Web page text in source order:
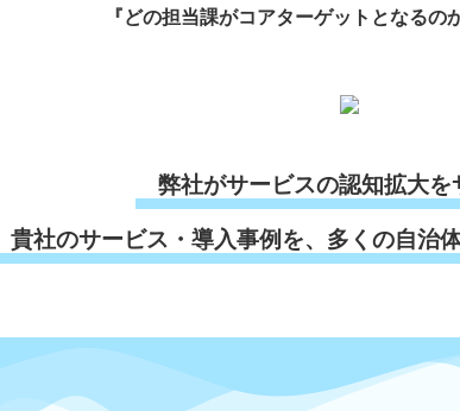
『どの担当課がコアターゲットとなるの
弊社がサービスの認知拡大を
貴社のサービス・導入事例を、多くの自治